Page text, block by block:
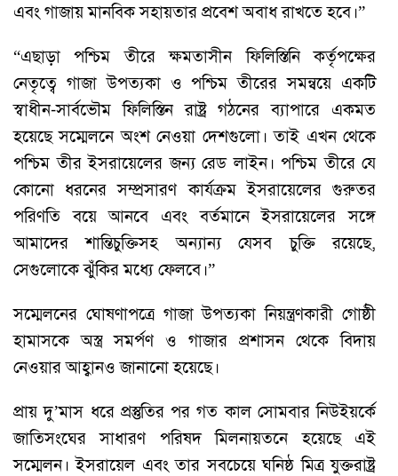
এবং গাজায় মানবিক সহায়তার প্রবেশ অবাধ রাখতে হবে।”
“এছাড়া পশ্চিম তীরে ক্ষমতাসীন ফিলিস্তিনি কর্তৃপক্ষের
নেতৃত্বে গাজা উপত্যকা ও পশ্চিম তীরের সমন্বয়ে একটি
স্বাধীন-সার্বভৌম ফিলিস্তিন রাষ্ট্র গঠনের ব্যাপারে একমত
হয়েছে সম্মেলনে অংশ নেওয়া দেশগুলো। তাই এখন থেকে
পশ্চিম তীর ইসরায়েলের জন্য রেড লাইন। পশ্চিম তীরে যে
কোনো ধরনের সম্প্রসারণ কার্যক্রম ইসরায়েলের গুরুতর
পরিণতি বয়ে আনবে এবং বর্তমানে ইসরায়েলের সঙ্গে
আমাদের শান্তিচুক্তিসহ অন্যান্য যেসব চুক্তি রয়েছে,
সেগুলোকে ঝুঁকির মধ্যে ফেলবে।”
সম্মেলনের ঘোষণাপত্রে গাজা উপত্যকা নিয়ন্ত্রণকারী গোষ্ঠী
হামাসকে অস্ত্র সমর্পণ ও গাজার প্রশাসন থেকে বিদায়
নেওয়ার আহ্বানও জানানো হয়েছে।
প্রায় দু’মাস ধরে প্রস্তুতির পর গত কাল সোমবার নিউইয়র্কে
জাতিসংঘের সাধারণ পরিষদ মিলনায়তনে হয়েছে এই
সম্মেলন। ইসরায়েল এবং তার সবচেয়ে ঘনিষ্ঠ মিত্র যুক্তরাষ্ট্র